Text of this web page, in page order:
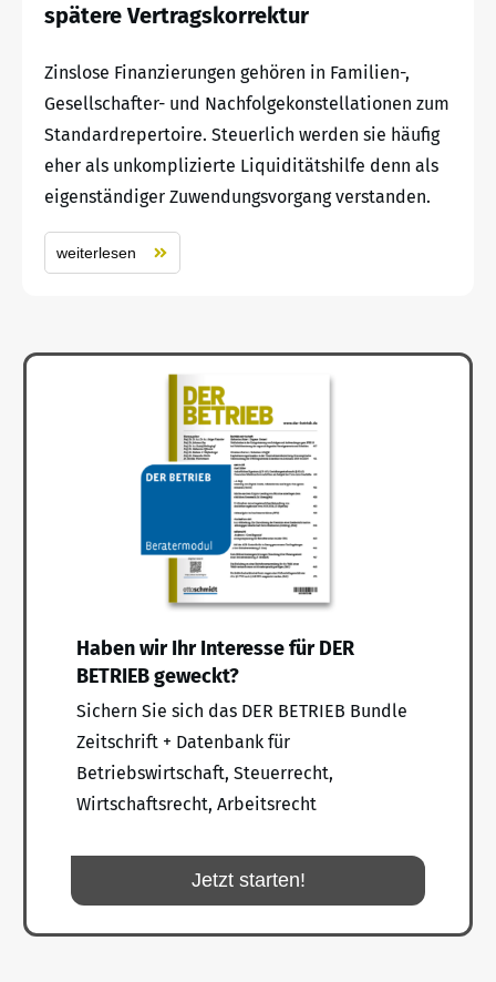
spätere Vertragskorrektur
Zinslose Finanzierungen gehören in Familien-,
Gesellschafter- und Nachfolgekonstellationen zum
Standardrepertoire. Steuerlich werden sie häufig
eher als unkomplizierte Liquiditätshilfe denn als
eigenständiger Zuwendungsvorgang verstanden.
weiterlesen
Haben wir Ihr Interesse für DER
BETRIEB geweckt?
Sichern Sie sich das DER BETRIEB Bundle
Zeitschrift + Datenbank für
Betriebswirtschaft, Steuerrecht,
Wirtschaftsrecht, Arbeitsrecht
Jetzt starten!